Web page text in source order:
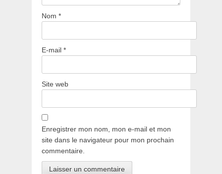
Nom *
E-mail *
Site web
Enregistrer mon nom, mon e-mail et mon
site dans le navigateur pour mon prochain
commentaire.